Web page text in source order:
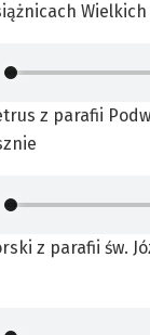
Wielkich
z parafii
z parafii św.